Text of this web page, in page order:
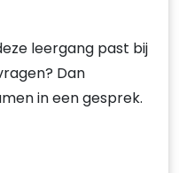
leergang past bij
Dan
in een gesprek.